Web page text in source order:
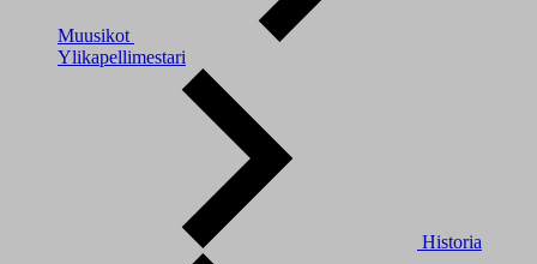
Muusikot
Ylikapellimestari
Historia